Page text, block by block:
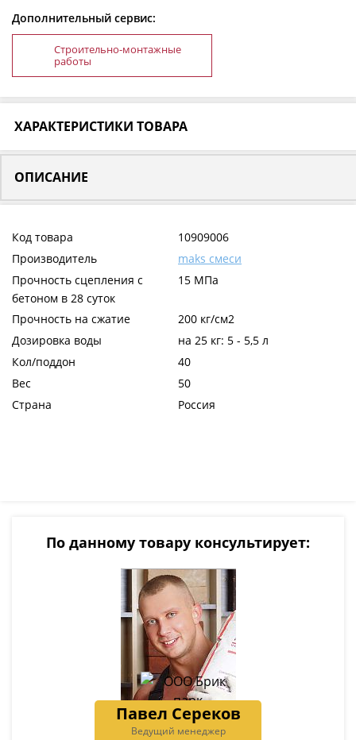
Дополнительный сервис:
Строительно-монтажные
работы
ХАРАКТЕРИСТИКИ ТОВАРА
ОПИСАНИЕ
Код товара
10909006
Производитель
maks смеси
Прочность сцепления с
бетоном в 28 суток
15 МПа
Прочность на сжатие
200 кг/см2
Дозировка воды
на 25 кг: 5 - 5,5 л
Кол/поддон
40
Вес
50
Страна
Россия
По данному товару консультирует:
Павел Сереков
Ведущий менеджер